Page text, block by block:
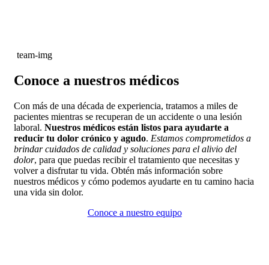
team-img
Conoce a nuestros médicos
Con más de una década de experiencia, tratamos a miles de
pacientes mientras se recuperan de un accidente o una lesión
laboral. Nuestros médicos están listos para ayudarte a
reducir tu dolor crónico y agudo. Estamos comprometidos a
brindar cuidados de calidad y soluciones para el alivio del
dolor, para que puedas recibir el tratamiento que necesitas y
volver a disfrutar tu vida. Obtén más información sobre
nuestros médicos y cómo podemos ayudarte en tu camino hacia
una vida sin dolor.
Conoce a nuestro equipo